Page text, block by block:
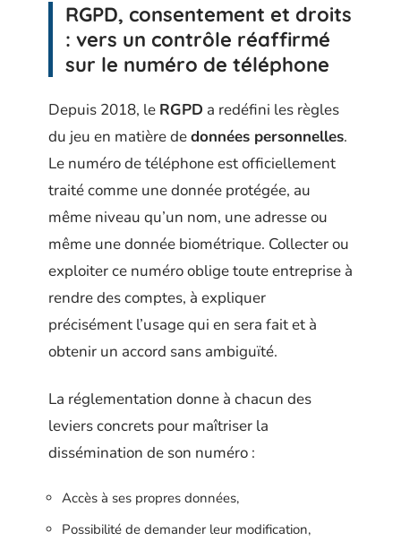
RGPD, consentement et droits
: vers un contrôle réaffirmé
sur le numéro de téléphone
Depuis 2018, le RGPD a redéfini les règles
du jeu en matière dedonnées personnelles.
Le numéro de téléphone est officiellement
traité comme une donnée protégée, au
même niveau qu’un nom, une adresse ou
même une donnée biométrique. Collecter ou
exploiter ce numéro oblige toute entreprise à
rendre des comptes, à expliquer
précisément l’usage qui en sera fait et à
obtenir un accord sans ambiguïté.
La réglementation donne à chacun des
leviers concrets pour maîtriser la
dissémination de son numéro :
Accès à ses propres données,
Possibilité de demander leur modification,